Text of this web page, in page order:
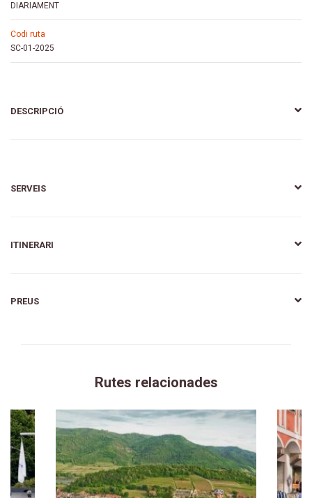
DESCRIPCIÓ
SERVEIS
ITINERARI
PREUS
DIARIAMENT
codi ruta
SC-01-2025
Rutes relacionades